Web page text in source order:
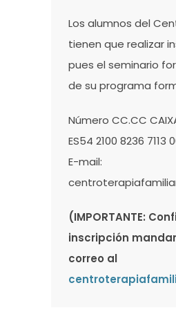
Los alumnos del
tienen que realizar
pues el seminario
de su programa
Número CC.CC
ES54 2100 8236 7113
E-mail:
(IMPORTANTE:
inscripción
correo al